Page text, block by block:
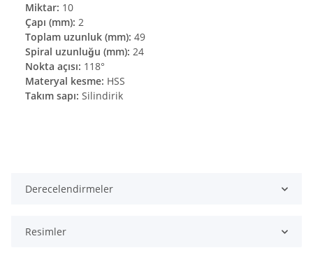
Miktar: 10
Çapı (mm): 2
Toplam uzunluk (mm): 49
Spiral uzunluğu (mm): 24
Nokta açısı: 118°
Materyal kesme: HSS
Takım sapı: Silindirik
Derecelendirmeler
Resimler